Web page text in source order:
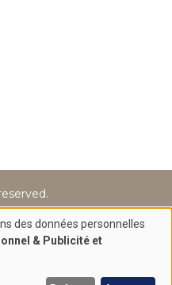
des données personnelles
& Publicité et